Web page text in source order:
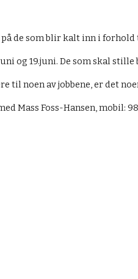
de som blir kalt inn i forhold
og 19.juni. De som skal
til noen av jobbene, er det
Mass Foss-Hansen, mobil: